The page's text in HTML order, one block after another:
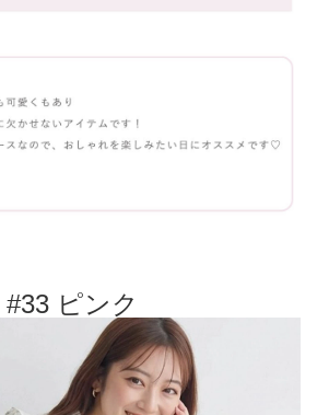
#33 ピンク